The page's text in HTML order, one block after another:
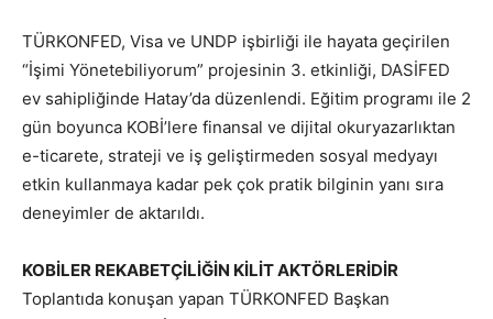
TÜRKONFED, Visa ve UNDP işbirliği ile hayata geçirilen
“İşimi Yönetebiliyorum” projesinin 3. etkinliği, DASİFED
ev sahipliğinde Hatay’da düzenlendi. Eğitim programı ile 2
gün boyunca KOBİ’lere finansal ve dijital okuryazarlıktan
e-ticarete, strateji ve iş geliştirmeden sosyal medyayı
etkin kullanmaya kadar pek çok pratik bilginin yanı sıra
deneyimler de aktarıldı.
KOBİLER REKABETÇİLİĞİN KİLİT AKTÖRLERİDİR
Toplantıda konuşan yapan TÜRKONFED Başkan